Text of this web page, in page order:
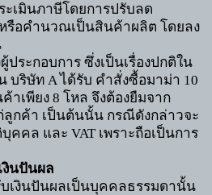
ะเมินภาษีโดยการปรับลด
รือคำนวณเป็นสินค้าผลิต โดยลง
ประกอบการ ซึ่งเป็นเรื่องปกติใน
บริษัท Aได้รับ คำสั่งซื้อมาม่า 10
าเพียง 8 โหล จึงต้องยืมจาก
ลูกค้า เป็นต้นนั้น กรณีดังกล่าวจะ
บุคคล และ VAT เพราะถือเป็นการ
นปันผล
เงินปันผลเป็นบุคคลธรรมดานั้น